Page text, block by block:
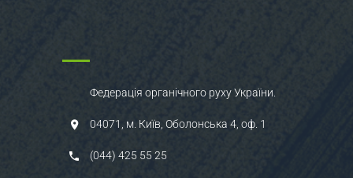
Федерація органічного руху України.
04071, м. Київ, Оболонська 4, оф. 1
(044) 425 55 25